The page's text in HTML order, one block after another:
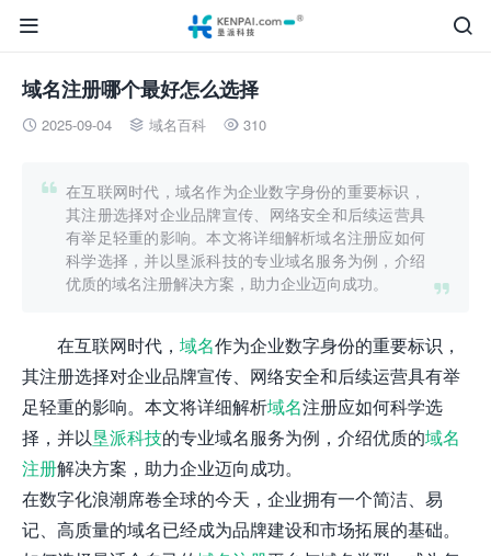


域名注册哪个最好怎么选择
 2025-09-04  域名百科  310


在互联网时代，域名作为企业数字身份的重要标识，
其注册选择对企业品牌宣传、网络安全和后续运营具
有举足轻重的影响。本文将详细解析域名注册应如何
科学选择，并以垦派科技的专业域名服务为例，介绍
优质的域名注册解决方案，助力企业迈向成功。
在互联网时代， 域名作为企业数字身份的重要标识，
其注册选择对企业品牌宣传、网络安全和后续运营具有举
足轻重的影响。本文将详细解析域名注册应如何科学选
择，并以垦派科技的专业域名服务为例，介绍优质的域名
注册解决方案，助力企业迈向成功。
在数字化浪潮席卷全球的今天，企业拥有一个简洁、易
记、高质量的域名已经成为品牌建设和市场拓展的基础。